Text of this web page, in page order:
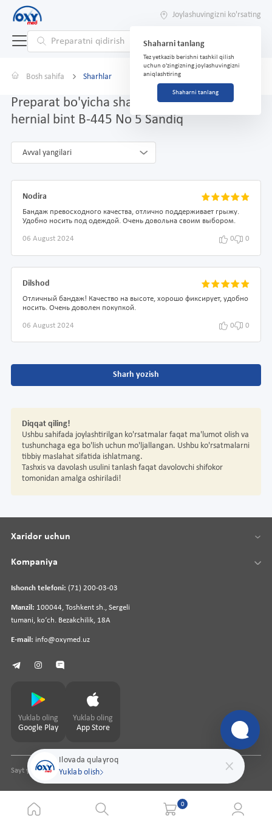
Joylashuvingizni ko'rsating
Shaharni tanlang
Tez yetkazib berishni tashkil qilish
uchun o'zingizning joylashuvingizni
aniqlashtiring
Shaharni tanlang
Bosh sahifa Sharhlar
Preparat bo'yicha sharhlar Qorin devoridagi
hernial bint B-445 No 5 Sandiq
Avval yangilari
Nodira
Бандаж превосходного качества, отлично поддерживает грыжу.
Удобно носить под одеждой. Очень довольна своим выбором.
06 August 2024 0 0
Dilshod
Отличный бандаж! Качество на высоте, хорошо фиксирует, удобно
носить. Очень доволен покупкой.
06 August 2024 0 0
Sharh yozish
Diqqat qiling!
Ushbu sahifada joylashtirilgan ko'rsatmalar faqat ma'lumot olish va
tushunchaga ega bo'lish uchun mo'ljallangan. Ushbu ko'rsatmalarni
tibbiy maslahat sifatida ishlatmang.
Tashxis va davolash usulini tanlash faqat davolovchi shifokor
tomonidan amalga oshiriladi!
Ilovada qulayroq
Yuklab olish
Ishonch telefoni: (71) 200-03-03
Manzil: 100044, Toshkent sh., Sergeli
tumani, koʻch. Bezakchilik, 18A
E-mail: info@oxymed.uz
Xaridor uchun
Kompaniya
Yuklab oling
Google Play
Yuklab oling
App Store
Sayt yaratuvchipharmit.uz
0